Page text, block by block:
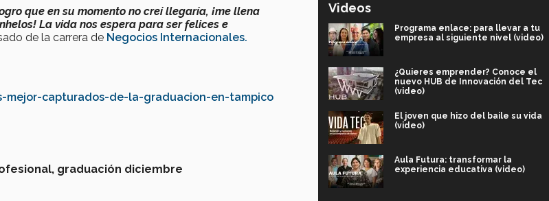
que en su momento no creí llegaría, ¡me llena
La vida nos espera para ser felices e
de la carrera de Negocios Internacionales.
capturados-de-la-graduacion-en-tampico
graduación diciembre
Videos
Programa enlace: para llevar a tu
empresa al siguiente nivel (video)
¿Quieres emprender? Conoce el
nuevo HUB de Innovación del Tec
(video)
El joven que hizo del baile su vida
(video)
Aula Futura: transformar la
experiencia educativa (video)